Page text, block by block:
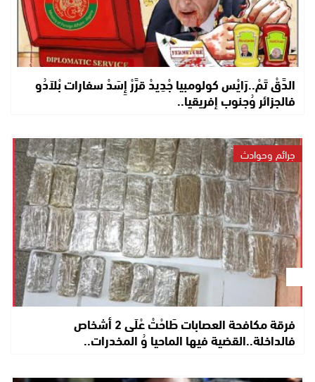
الدَّقْ تَمْ..رَايْس كولومبيا جْدِيدْ قرَّرْ إِسَدْ سفارات بْلاَدُو
فالجزائر وُجنوب إفريقيا..
جرائم وحوادث
فرقة مكافحة العصابات طَاحْتْ عْلَى 2 أشخاص
فالداخلة..القضية فيها الماحيا وُ المخدرات..